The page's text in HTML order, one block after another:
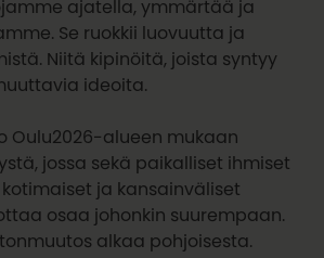
ajatella, ymmärtää ja
Se ruokkii luovuutta ja
Niitä kipinöitä, joista syntyy
ideoita.
Oulu2026-alueen mukaan
jossa sekä paikalliset ihmiset
ja kansainväliset
osaa johonkin suurempaan.
alkaa pohjoisesta.